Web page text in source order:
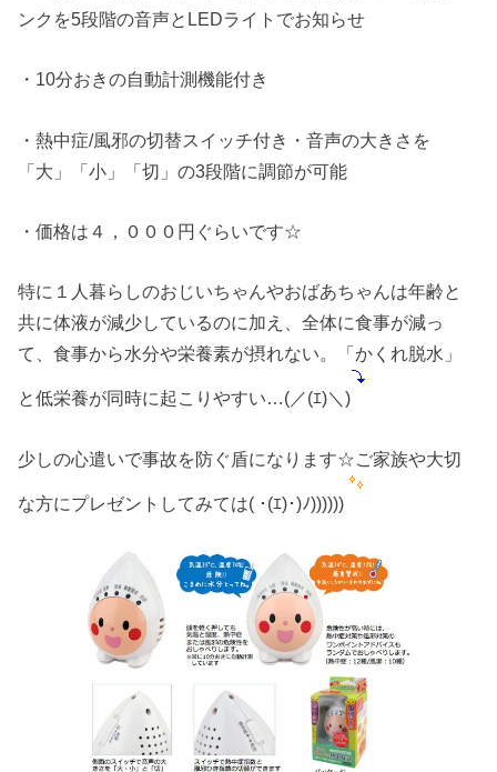
ンクを5段階の音声とLEDライトでお知らせ
・10分おきの自動計測機能付き
・熱中症/風邪の切替スイッチ付き・音声の大きさを
「大」「小」「切」の3段階に調節が可能
・価格は４，０００円ぐらいです☆
特に１人暮らしのおじいちゃんやおばあちゃんは年齢と
共に体液が減少しているのに加え、全体に食事が減っ
て、食事から水分や栄養素が摂れない。「かくれ脱水」
と低栄養が同時に起こりやすい…(／(ｴ)＼)
少しの心遣いで事故を防ぐ盾になります☆ご家族や大切
な方にプレゼントしてみては( ･(ｴ)･)ﾉ))))))